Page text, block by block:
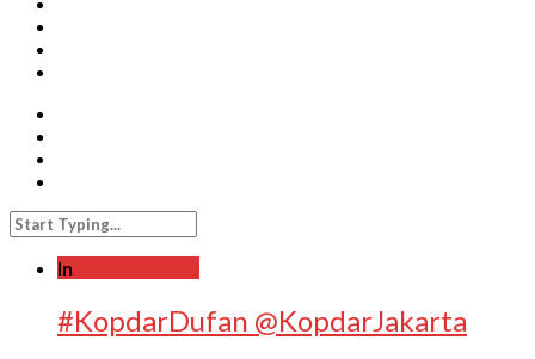
In
#KopdarDufan @KopdarJakarta